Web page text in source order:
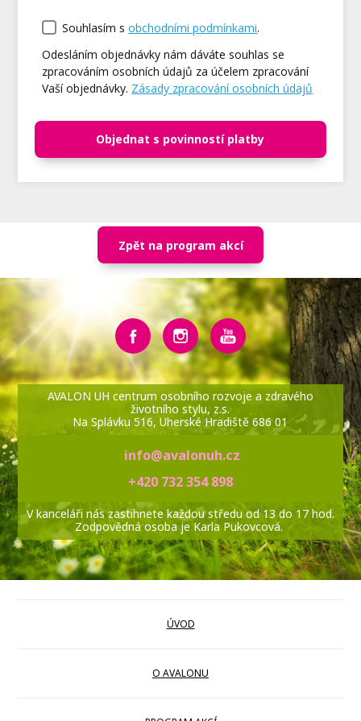
Souhlasím sobchodními podmínkami.
Odesláním objednávky nám dáváte souhlas se
zpracováním osobních údajů za účelem zpracování
Vaší objednávky. Zásady zpracování osobních údajů
Objednat s povinností platby
Zpět na program akcí
AVALON UH centrum osobního rozvoje a zdravého
životního stylu, z.s.
Na Splávku 516, Uherské Hradiště 686 01
info@avalonuh.cz
+420 732 354 898
V kanceláři nás zastihnete každou středu od 13 do 17 hod.
Zodpovědná osoba je Karla Pukovcová.
ÚVOD
O AVALONU